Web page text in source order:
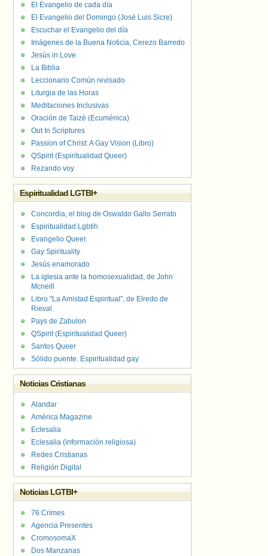
El Evangelio de cada día
El Evangelio del Domingo (José Luis Sicre)
Escuchar el Evangelio del día
Imágenes de la Buena Noticia, Cerezo Barredo
Jesús in Love
La Biblia
Leccionario Común revisado
Liturgia de las Horas
Meditaciones Inclusivas
Oración de Taizé (Ecuménica)
Out In Scriptures
Passion of Christ: A Gay Vision (Libro)
QSpirit (Espiritualidad Queer)
Rezando voy
Espiritualidad LGTBI+
Concordia, el blog de Oswaldo Gallo Serrato
Espiritualidad Lgbtih
Evangelio Queer.
Gay Spirituality
Jesús enamorado
La iglesia ante la homosexualidad, de John
Mcneill
Libro "La Amistad Espiritual", de Elredo de
Rieval.
Pays de Zabulon
QSpirit (Espiritualidad Queer)
Santos Queer
Sólido puente. Espiritualidad gay
Noticias Cristianas
Alandar
América Magazine
Eclesalia
Eclesalia (información religiosa)
Redes Cristianas
Religión Digital
Noticias LGTBI+
76 Crimes
Agencia Presentes
CromosomaX
Dos Manzanas